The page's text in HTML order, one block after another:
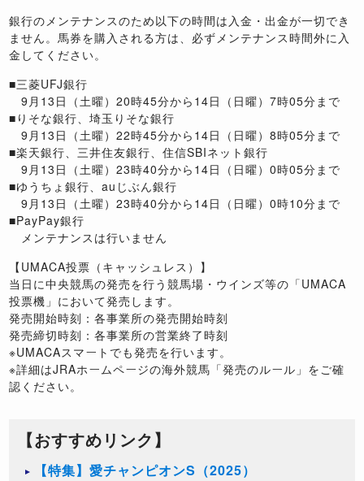
銀行のメンテナンスのため以下の時間は入金・出金が一切でき
ません。馬券を購入される方は、必ずメンテナンス時間外に入
金してください。
■三菱UFJ銀行
9月13日（土曜）20時45分から14日（日曜）7時05分 まで
■りそな銀行、埼玉りそな銀行
9月13日（土曜）22時45分から14日（日曜）8時05分まで
■楽天銀行、三井住友銀行、住信SBIネット銀行
9月13日（土曜）23時40分から14日（日曜）0時05分まで
■ゆうちょ銀行、auじぶん銀行
9月13日（土曜）23時40分から14日（日曜）0時10分まで
■PayPay銀行
メンテナンスは行いません
【UMACA投票（キャッシュレス）】
当日に中央競馬の発売を行う競馬場・ウインズ等の「UMACA
投票機」において発売します。
発売開始時刻：各事業所の発売開始時刻
発売締切時刻：各事業所の営業終了時刻
※UMACAスマートでも発売を行います。
※詳細はJRAホームページの海外競馬「発売のルール」をご確
認ください。
【おすすめリンク】
【特集】愛チャンピオンS（2025）